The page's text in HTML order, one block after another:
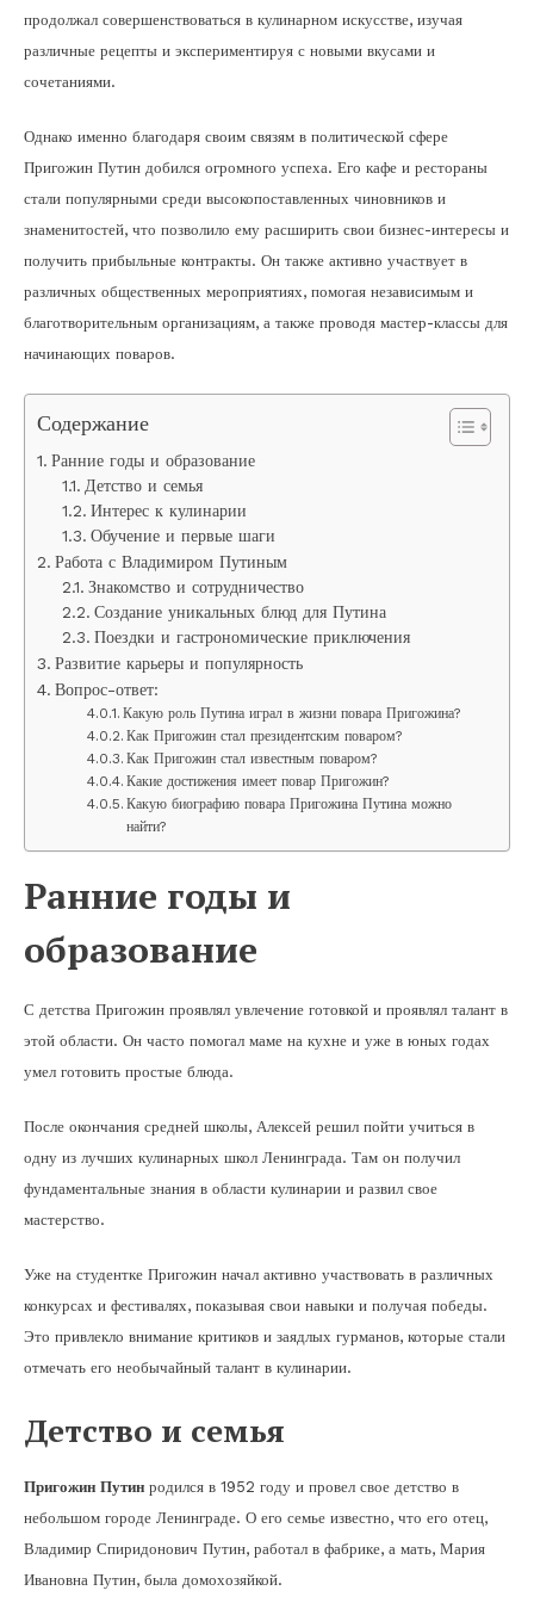
продолжал совершенствоваться в кулинарном искусстве, изучая
различные рецепты и экспериментируя с новыми вкусами и
сочетаниями.
Однако именно благодаря своим связям в политической сфере
Пригожин Путин добился огромного успеха. Его кафе и рестораны
стали популярными среди высокопоставленных чиновников и
знаменитостей, что позволило ему расширить свои бизнес-интересы и
получить прибыльные контракты. Он также активно участвует в
различных общественных мероприятиях, помогая независимым и
благотворительным организациям, а также проводя мастер-классы для
начинающих поваров.
Содержание
Ранние годы и образование
Детство и семья
Интерес к кулинарии
Обучение и первые шаги
Работа с Владимиром Путиным
Знакомство и сотрудничество
Создание уникальных блюд для Путина
Поездки и гастрономические приключения
Развитие карьеры и популярность
Вопрос-ответ:
Какую роль Путина играл в жизни повара Пригожина?
Как Пригожин стал президентским поваром?
Как Пригожин стал известным поваром?
Какие достижения имеет повар Пригожин?
Какую биографию повара Пригожина Путина можно
найти?
Ранние годы и
образование
С детства Пригожин проявлял увлечение готовкой и проявлял талант в
этой области. Он часто помогал маме на кухне и уже в юных годах
умел готовить простые блюда.
После окончания средней школы, Алексей решил пойти учиться в
одну из лучших кулинарных школ Ленинграда. Там он получил
фундаментальные знания в области кулинарии и развил свое
мастерство.
Уже на студентке Пригожин начал активно участвовать в различных
конкурсах и фестивалях, показывая свои навыки и получая победы.
Это привлекло внимание критиков и заядлых гурманов, которые стали
отмечать его необычайный талант в кулинарии.
Детство и семья
Пригожин Путин родился в 1952 году и провел свое детство в
небольшом городе Ленинграде. О его семье известно, что его отец,
Владимир Спиридонович Путин, работал в фабрике, а мать, Мария
Ивановна Путин, была домохозяйкой.